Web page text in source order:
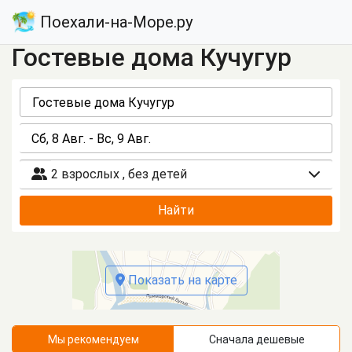
Поехали-на-Море.ру
Гостевые дома Кучугур
2 взрослых , без детей
Найти
Показать на карте
Мы рекомендуем Сначала дешевые